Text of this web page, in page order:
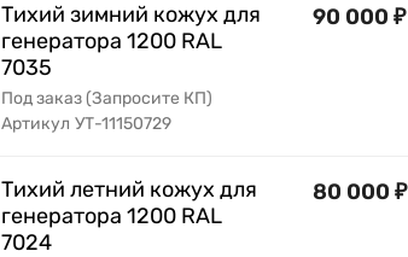
Тихий зимний кожух для
генератора 1200 RAL
7035
Под заказ (Запросите КП)
Артикул УТ-11150729
90 000 ₽
Тихий летний кожух для
генератора 1200 RAL
7024
80 000 ₽